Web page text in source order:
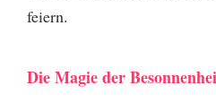
feiern.
Die Magie der